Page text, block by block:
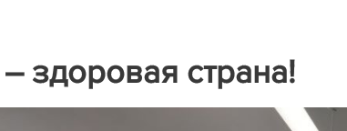
здоровая страна!